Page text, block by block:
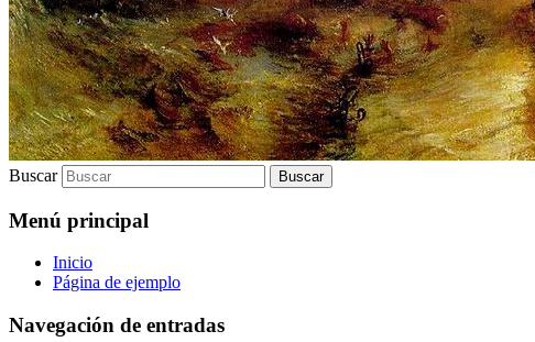
Buscar
Menú principal
Inicio
Página de ejemplo
Navegación de entradas